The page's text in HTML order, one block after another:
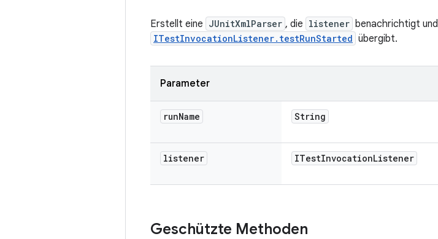
Erstellt eine JUnitXmlParser , die listener benachrichtigt und
ITestInvocationListener.testRunStarted übergibt.
Parameter
runName String
listener ITestInvocationListener
Geschützte Methoden